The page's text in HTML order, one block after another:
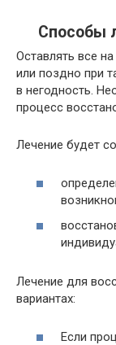
Способы
Оставлять все
или поздно при
в негодность.
процесс
Лечение будет
Лечение для
вариантах:
Если